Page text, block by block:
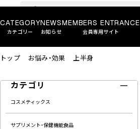
CATEGORY
カテゴリー
NEWS
お知らせ
MEMBERS ENTRANCE
会員専用サイト
トップ お悩み・効果 上半身
カテゴリ
コスメティックス
サプリメント・保健機能食品